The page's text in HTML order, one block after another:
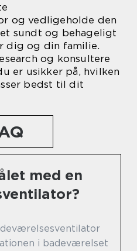
og vedligeholde den
sundt og behageligt
dig og din familie.
og konsultere
er usikker på, hvilken
bedst til dit
med en
i badeværelset